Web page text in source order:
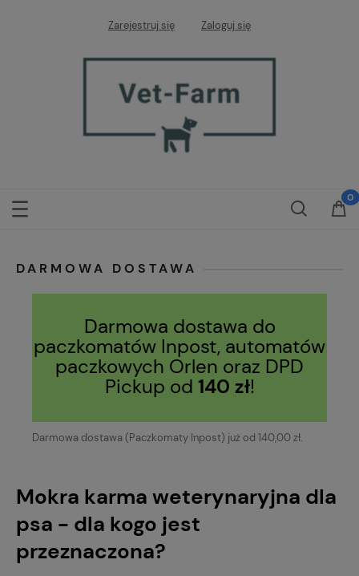
Zarejestruj się Zaloguj się
DARMOWA DOSTAWA
Darmowa dostawa do
paczkomatów Inpost, automatów
paczkowych Orlen oraz DPD
Pickup od 140 zł!
Darmowa dostawa (Paczkomaty Inpost) już od 140,00 zł.
Mokra karma weterynaryjna dla
psa - dla kogo jest
przeznaczona?